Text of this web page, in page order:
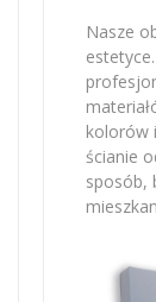
Nasze
kolorów
ścianie
sposób,